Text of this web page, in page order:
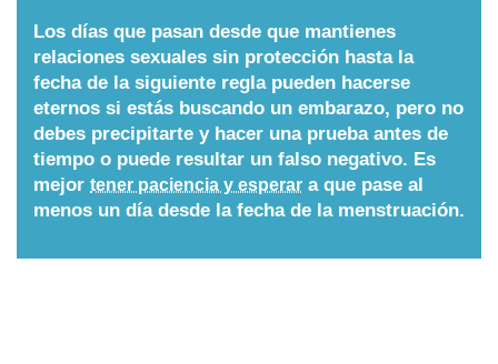
Nombres
Cuentos
Los días que pasan desde que mantienes
relaciones sexuales sin protección hasta la
fecha de la siguiente regla pueden hacerse
eternos si estás buscando un embarazo, pero no
debes precipitarte y hacer una prueba antes de
tiempo o puede resultar un falso negativo. Es
mejor tener paciencia y esperar a que pase al
menos un día desde la fecha de la menstruación.